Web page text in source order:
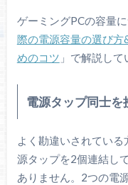
ゲーミングPCの容量
際の電源容量の選び
めのコツ 」で解説して
電源タップ同士
よく勘違いされてい
源タップを2個連結し
ありません。2つの電